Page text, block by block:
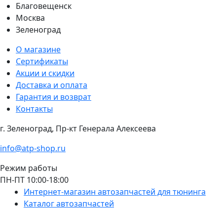
Благовещенск
Москва
Зеленоград
О магазине
Сертификаты
Акции и скидки
Доставка и оплата
Гарантия и возврат
Контакты
г. Зеленоград, Пр-кт Генерала Алексеева
info@atp-shop.ru
Режим работы
ПН-ПТ 10:00-18:00
Интернет-магазин автозапчастей для тюнинга
Каталог автозапчастей